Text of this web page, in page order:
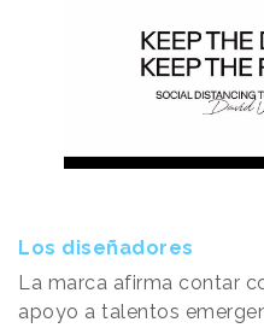
Los diseñadores
La marca afirma contar
apoyo a talentos